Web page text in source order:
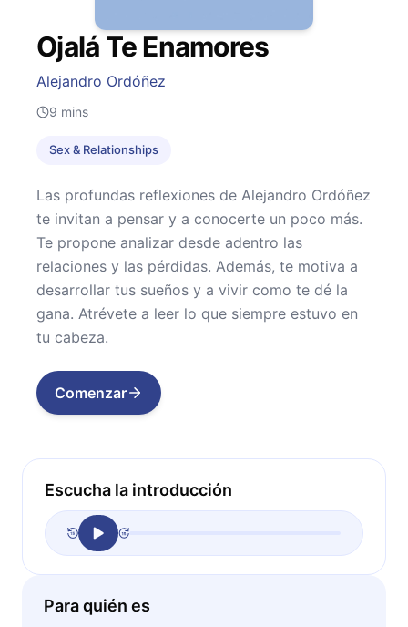
Ojalá Te Enamores
Alejandro Ordóñez
9 mins
Sex & Relationships
Las profundas reflexiones de Alejandro Ordóñez
te invitan a pensar y a conocerte un poco más.
Te propone analizar desde adentro las
relaciones y las pérdidas. Además, te motiva a
desarrollar tus sueños y a vivir como te dé la
gana. Atrévete a leer lo que siempre estuvo en
tu cabeza.
Comenzar
Escucha la introducción
Para quién es